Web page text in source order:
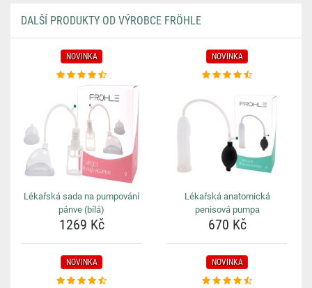
DALŠÍ PRODUKTY OD VÝROBCE FRÖHLE
NOVINKA
Lékařská sada na pumpování
pánve (bílá)
1269 Kč
NOVINKA
Lékařská anatomická
penisová pumpa
670 Kč
NOVINKA NOVINKA